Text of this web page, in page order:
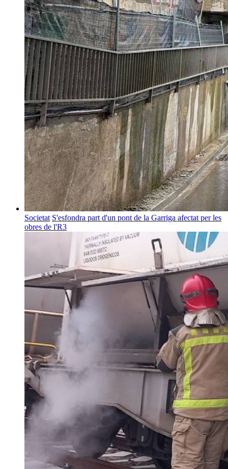
Societat S'esfondra part d'un pont de la Garriga afectat per les
obres de l'R3